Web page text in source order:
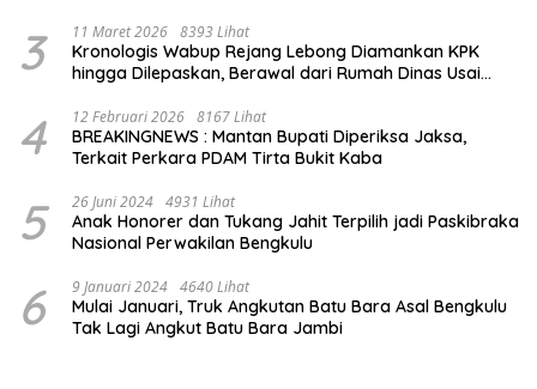
3 11 Maret 2026 8393 Lihat
Kronologis Wabup Rejang Lebong Diamankan KPK
hingga Dilepaskan, Berawal dari Rumah Dinas Usai
4 12 Februari 2026 8167 Lihat
BREAKINGNEWS : Mantan Bupati Diperiksa Jaksa,
Terkait Perkara PDAM Tirta Bukit Kaba
5 26 Juni 2024 4931 Lihat
Anak Honorer dan Tukang Jahit Terpilih jadi Paskibraka
Nasional Perwakilan Bengkulu
6 9 Januari 2024 4640 Lihat
Mulai Januari, Truk Angkutan Batu Bara Asal Bengkulu
Tak Lagi Angkut Batu Bara Jambi